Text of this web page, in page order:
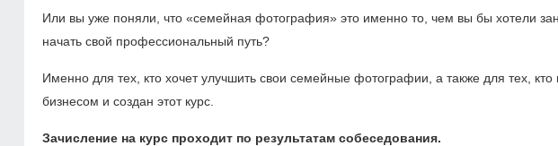
Или вы уже поняли, что «семейная фотография» это именно то, чем вы бы хотели
начать свой профессиональный путь?
Именно для тех, кто хочет улучшить свои семейные фотографии, а также для тех,
бизнесом и создан этот курс.
Зачисление на курс проходит по результатам собеседования.